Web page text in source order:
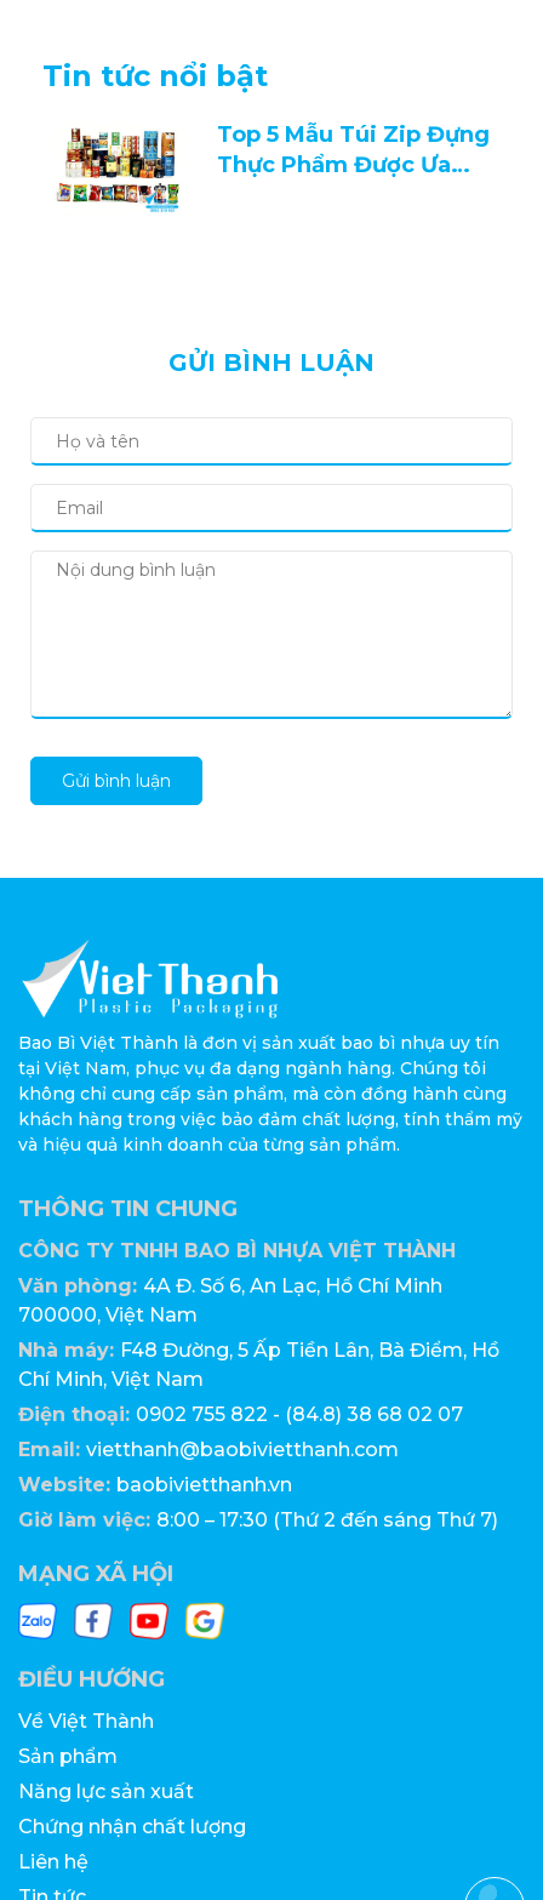
Tin tức nổi bật
Top 5 Mẫu Túi Zip Đựng
Thực Phẩm Được Ưa
GỬI BÌNH LUẬN
Gửi bình luận
Bao Bì Việt Thành là đơn vị sản xuất bao bì nhựa uy tín
tại Việt Nam, phục vụ đa dạng ngành hàng. Chúng tôi
không chỉ cung cấp sản phẩm, mà còn đồng hành cùng
khách hàng trong việc bảo đảm chất lượng, tính thẩm mỹ
và hiệu quả kinh doanh của từng sản phẩm.
THÔNG TIN CHUNG
CÔNG TY TNHH BAO BÌ NHỰA VIỆT THÀNH
Văn phòng: 4A Đ. Số 6, An Lạc, Hồ Chí Minh
700000, Việt Nam
Nhà máy: F48 Đường, 5 Ấp Tiền Lân, Bà Điểm, Hồ
Chí Minh, Việt Nam
Điện thoại: 0902 755 822 - (84.8) 38 68 02 07
Email: vietthanh@baobivietthanh.com
Website: baobivietthanh.vn
Giờ làm việc: 8:00 – 17:30 (Thứ 2 đến sáng Thứ 7)
MẠNG XÃ HỘI
ĐIỀU HƯỚNG
Về Việt Thành
Sản phẩm
Năng lực sản xuất
Chứng nhận chất lượng
Liên hệ